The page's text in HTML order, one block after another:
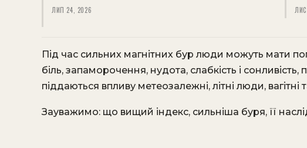
ЛИП 24, 2026
Під час сильних магнітних бур люди можуть мати
біль, запаморочення, нудота, слабкість і
піддаються впливу метеозалежні, літні люди, вагітні
Зауважимо: що вищий індекс, сильніша буря, її